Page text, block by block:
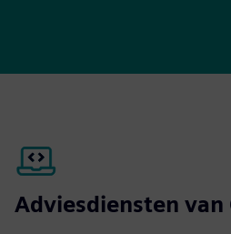
Adviesdiensten van